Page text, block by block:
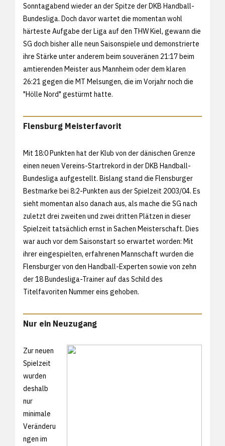
Sonntagabend wieder an der Spitze der DKB Handball-
Bundesliga. Doch davor wartet die momentan wohl
härteste Aufgabe der Liga auf den THW Kiel, gewann die
SG doch bisher alle neun Saisonspiele und demonstrierte
ihre Stärke unter anderem beim souveränen 21:17 beim
amtierenden Meister aus Mannheim oder dem klaren
26:21 gegen die MT Melsungen, die im Vorjahr noch die
"Hölle Nord" gestürmt hatte.
Flensburg Meisterfavorit
Mit 18:0 Punkten hat der Klub von der dänischen Grenze
einen neuen Vereins-Startrekord in der DKB Handball-
Bundesliga aufgestellt. Bislang stand die Flensburger
Bestmarke bei 8:2-Punkten aus der Spielzeit 2003/04. Es
sieht momentan also danach aus, als mache die SG nach
zuletzt drei zweiten und zwei dritten Plätzen in dieser
Spielzeit tatsächlich ernst in Sachen Meisterschaft. Dies
war auch vor dem Saisonstart so erwartet worden: Mit
ihrer eingespielten, erfahrenen Mannschaft wurden die
Flensburger von den Handball-Experten sowie von zehn
der 18 Bundesliga-Trainer auf das Schild des
Titelfavoriten Nummer eins gehoben.
Nur ein Neuzugang
Zur neuen
Spielzeit
wurden
deshalb
nur
minimale
Veränderu
ngen im